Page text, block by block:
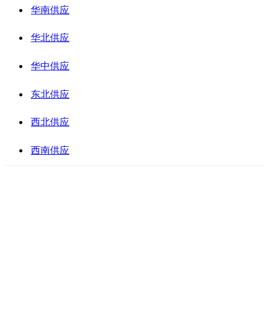
华南供应
华北供应
华中供应
东北供应
西北供应
西南供应